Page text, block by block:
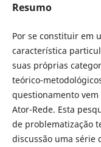
Resumo
Por se constituir em
característica
suas próprias
teórico-
questionamento
Ator-Rede. Esta
de problematização
discussão uma série